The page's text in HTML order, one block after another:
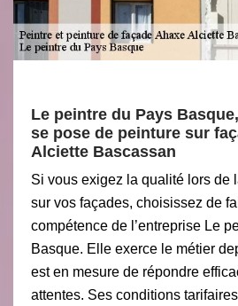
Le peintre du Pays
se pose de peinture sur
Alciette Bascassan
Si vous exigez la qualité lors de
sur vos façades, choisissez de
compétence de l’entreprise Le
Basque. Elle exerce le métier
est en mesure de répondre
attentes. Ses conditions